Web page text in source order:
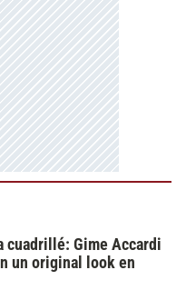
cuadrillé: Gime Accardi
un original look en